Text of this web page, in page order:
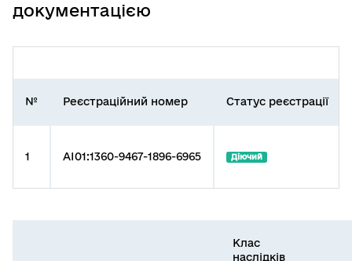
документацією
№ Реєстраційний номер Статус реєстрації
1 AI01:1360-9467-1896-6965 Діючий
Клас
наслідків